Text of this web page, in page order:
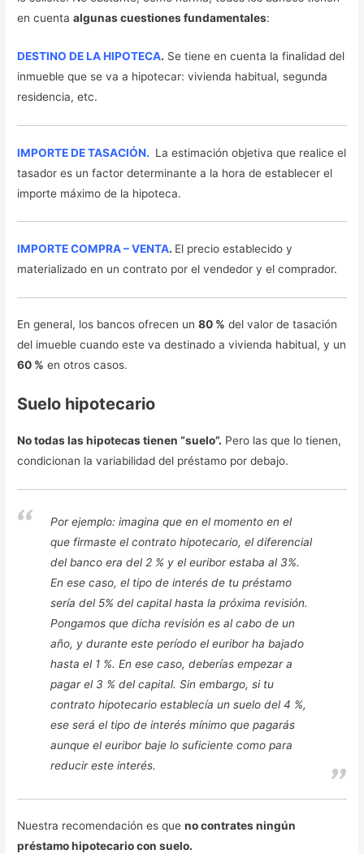
en cuentaalgunas cuestiones fundamentales:
DESTINO DE LA HIPOTECA. Se tiene en cuenta la finalidad del
inmueble que se va a hipotecar: vivienda habitual, segunda
residencia, etc.
IMPORTE DE TASACIÓN. La estimación objetiva que realice el
tasador es un factor determinante a la hora de establecer el
importe máximo de la hipoteca.
IMPORTE COMPRA – VENTA. El precio establecido y
materializado en un contrato por el vendedor y el comprador.
En general, los bancos ofrecen un80 % del valor de tasación
del imueble cuando este va destinado a vivienda habitual, y un
60 % en otros casos.
Suelo hipotecario
No todas las hipotecas tienen “suelo”. Pero las que lo tienen,
condicionan la variabilidad del préstamo por debajo.
Por ejemplo: imagina que en el momento en el
que firmaste el contrato hipotecario, el diferencial
del banco era del 2 % y el euribor estaba al 3%.
En ese caso, el tipo de interés de tu préstamo
sería del 5% del capital hasta la próxima revisión.
Pongamos que dicha revisión es al cabo de un
año, y durante este período el euribor ha bajado
hasta el 1 %. En ese caso, deberías empezar a
pagar el 3 % del capital. Sin embargo, si tu
contrato hipotecario establecía un suelo del 4 %,
ese será el tipo de interés mínimo que pagarás
aunque el euribor baje lo suficiente como para
reducir este interés.
Nuestra recomendación es queno contrates ningún
préstamo hipotecario con suelo.